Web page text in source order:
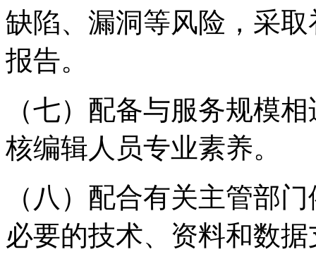
缺陷、漏洞等风险，采
报告。
（七）配备与服务规模
核编辑人员专业素养。
（八）配合有关主管部
必要的技术、资料和数